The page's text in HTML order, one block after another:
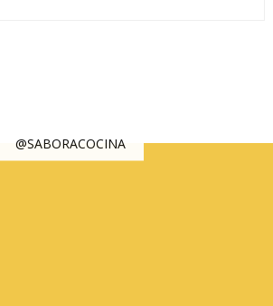
@SABORACOCINA